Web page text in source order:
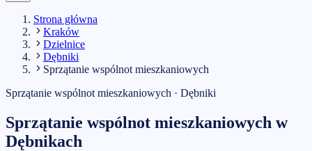
Strona główna
Kraków
Dzielnice
Dębniki
Sprzątanie wspólnot mieszkaniowych
Sprzątanie wspólnot mieszkaniowych · Dębniki
Sprzątanie wspólnot mieszkaniowych w
Dębnikach